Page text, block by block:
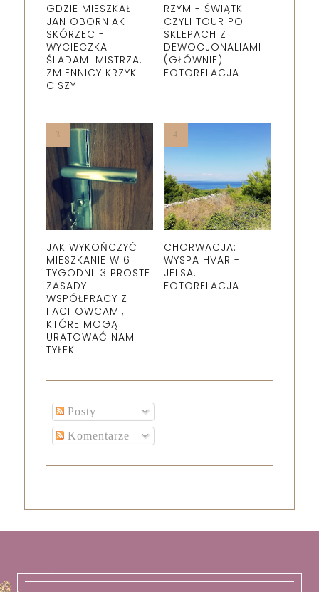
GDZIE MIESZKAŁ
JAN OBORNIAK :
SKÓRZEC -
WYCIECZKA
ŚLADAMI MISTRZA.
ZMIENNICY KRZYK
CISZY
RZYM - ŚWIĄTKI
CZYLI TOUR PO
SKLEPACH Z
DEWOCJONALIAMI
(GŁÓWNIE).
FOTORELACJA
JAK WYKOŃCZYĆ
MIESZKANIE W 6
TYGODNI: 3 PROSTE
ZASADY
WSPÓŁPRACY Z
FACHOWCAMI,
KTÓRE MOGĄ
URATOWAĆ NAM
TYŁEK
CHORWACJA:
WYSPA HVAR -
JELSA.
FOTORELACJA
Posty
Komentarze